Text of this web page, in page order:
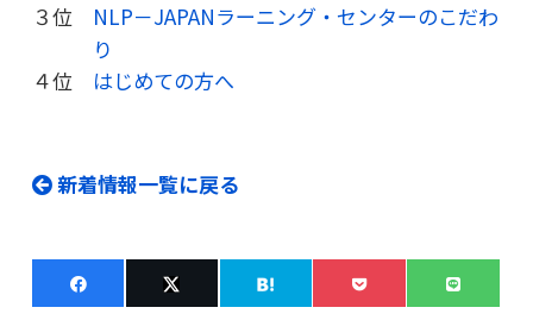
３位 NLP－JAPANラーニング・センターのこだわ
り
４位 はじめての方へ
新着情報一覧に戻る